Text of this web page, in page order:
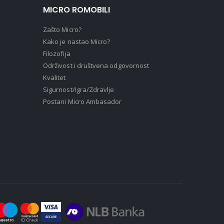
MICRO ROMOBILI
Zašto Micro?
Kako je nastao Micro?
Filozofija
Održivost i društvena odgovornost
Kvalitet
Sigurnost/Igra/Zdravlje
Postani Micro Ambasador